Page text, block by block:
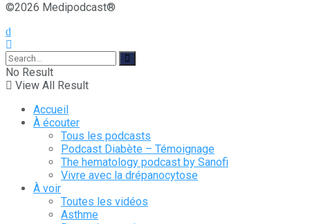
©2026 Medipodcast®
No Result
View All Result
Accueil
À écouter
Tous les podcasts
Podcast Diabète – Témoignage
The hematology podcast by Sanofi
Vivre avec la drépanocytose
À voir
Toutes les vidéos
Asthme